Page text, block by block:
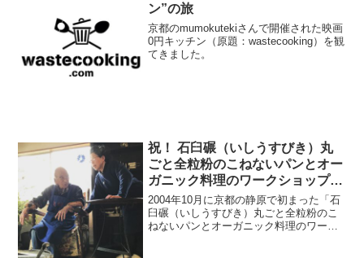
ン”の旅
京都のmumokutekiさんで開催された映画
0円キッチン（原題：wastecooking）を観
てきました。
祝！ 石臼碾（いしうすびき）丸
ごと全粒粉のこねないパンとオー
ガニック料理のワークショップは
100回目を迎えました
2004年10月に京都の静原で初まった「石
臼碾（いしうすびき）丸ごと全粒粉のこ
ねないパンとオーガニック料理のワーク